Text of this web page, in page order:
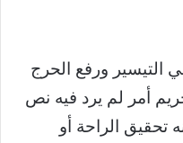
التيسير ورفع الحرج
أمر لم يرد فيه نص
تحقيق الراحة أو